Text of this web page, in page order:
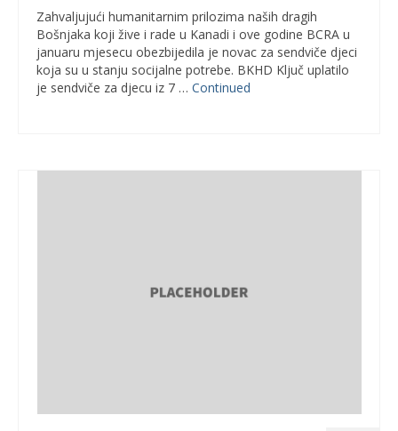
Zahvaljujući humanitarnim prilozima naših dragih
Bošnjaka koji žive i rade u Kanadi i ove godine BCRA u
januaru mjesecu obezbijedila je novac za sendviče djeci
koja su u stanju socijalne potrebe. BKHD Ključ uplatilo
je sendviče za djecu iz 7 … Continued